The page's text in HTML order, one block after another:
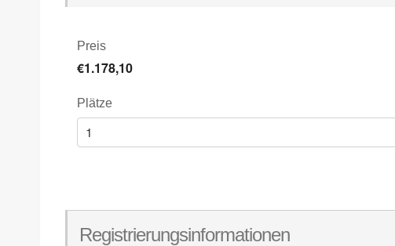
Preis
€1.178,10
Plätze
Registrierungsinformationen